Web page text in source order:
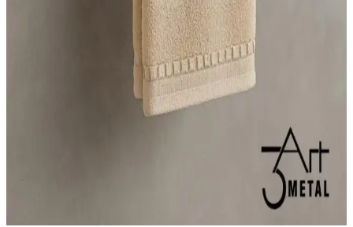
Deterjan Askılığı Seçenekleri ve Mutfak Düzeninde
Mutfak ve banyolarda hijyen ve düzeni sağlayan deterjan askılıkları,
çeşitli modeller ve malzemelerle pratik kullanım sunar. Dayanıklı ve
estetik tasarımlarla temizlik alanlarınızı optimize edin.
Modern 3 raflı havlu askısı, dayanıklı malzemeleri ve şık tasarımıyla
banyoda düzeni sağlar, alan tasarrufu yapar ve estetik görünüm